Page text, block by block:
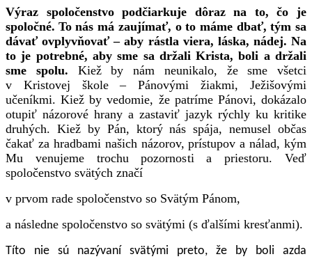
Výraz spoločenstvo podčiarkuje dôraz na to, čo je
spoločné. To nás má zaujímať, o to máme dbať, tým sa
dávať ovplyvňovať – aby rástla viera, láska, nádej. Na
to je potrebné, aby sme sa držali Krista, boli a držali
sme spolu. Kiež by nám neunikalo, že sme všetci
v Kristovej škole – Pánovými žiakmi, Ježišovými
učeníkmi. Kiež by vedomie, že patríme Pánovi, dokázalo
otupiť názorové hrany a zastaviť jazyk rýchly ku kritike
druhých. Kiež by Pán, ktorý nás spája, nemusel občas
čakať za hradbami našich názorov, prístupov a nálad, kým
Mu venujeme trochu pozornosti a priestoru. Veď
spoločenstvo svätých značí
v prvom rade spoločenstvo so Svätým Pánom,
a následne spoločenstvo so svätými (s ďalšími kresťanmi).
Títo nie sú nazývaní svätými preto, že by boli azda